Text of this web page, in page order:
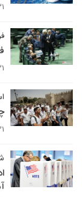
۳۱
۳۱
۳۱